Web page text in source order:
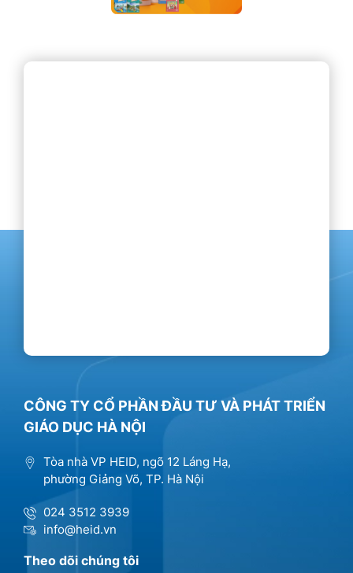
CÔNG TY CỔ PHẦN ĐẦU TƯ VÀ PHÁT TRIỂN
GIÁO DỤC HÀ NỘI
Tòa nhà VP HEID, ngõ 12 Láng Hạ,
phường Giảng Võ, TP. Hà Nội
024 3512 3939
info@heid.vn
Theo dõi chúng tôi